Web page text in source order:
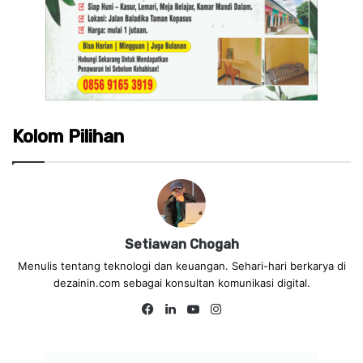
Kolom Pilihan
Setiawan Chogah
Menulis tentang teknologi dan keuangan. Sehari-hari berkarya di
dezainin.com sebagai konsultan komunikasi digital.
Fa
Lin
Yo